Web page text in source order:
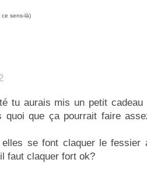
sens-là)
tu aurais mis un petit
que ça pourrait faire
se font claquer le fessier
faut claquer fort ok?